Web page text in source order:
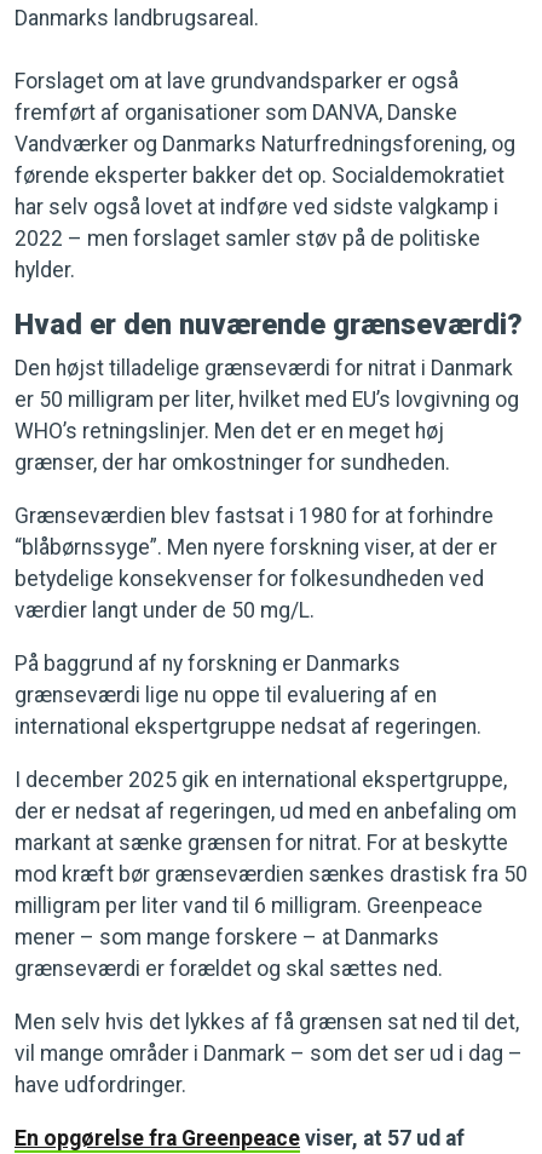
Danmarks landbrugsareal.
Forslaget om at lave grundvandsparker er også
fremført af organisationer som DANVA, Danske
Vandværker og Danmarks Naturfredningsforening, og
førende eksperter bakker det op. Socialdemokratiet
har selv også lovet at indføre ved sidste valgkamp i
2022 – men forslaget samler støv på de politiske
hylder.
Hvad er den nuværende grænseværdi?
Den højst tilladelige grænseværdi for nitrat i Danmark
er 50 milligram per liter, hvilket med EU’s lovgivning og
WHO’s retningslinjer. Men det er en meget høj
grænser, der har omkostninger for sundheden.
Grænseværdien blev fastsat i 1980 for at forhindre
“blåbørnssyge”. Men nyere forskning viser, at der er
betydelige konsekvenser for folkesundheden ved
værdier langt under de 50 mg/L.
På baggrund af ny forskning er Danmarks
grænseværdi lige nu oppe til evaluering af en
international ekspertgruppe nedsat af regeringen.
I december 2025 gik en international ekspertgruppe,
der er nedsat af regeringen, ud med en anbefaling om
markant at sænke grænsen for nitrat. For at beskytte
mod kræft bør grænseværdien sænkes drastisk fra 50
milligram per liter vand til 6 milligram. Greenpeace
mener – som mange forskere – at Danmarks
grænseværdi er forældet og skal sættes ned.
Men selv hvis det lykkes af få grænsen sat ned til det,
vil mange områder i Danmark – som det ser ud i dag –
have udfordringer.
En opgørelse fra Greenpeace viser, at 57 ud af